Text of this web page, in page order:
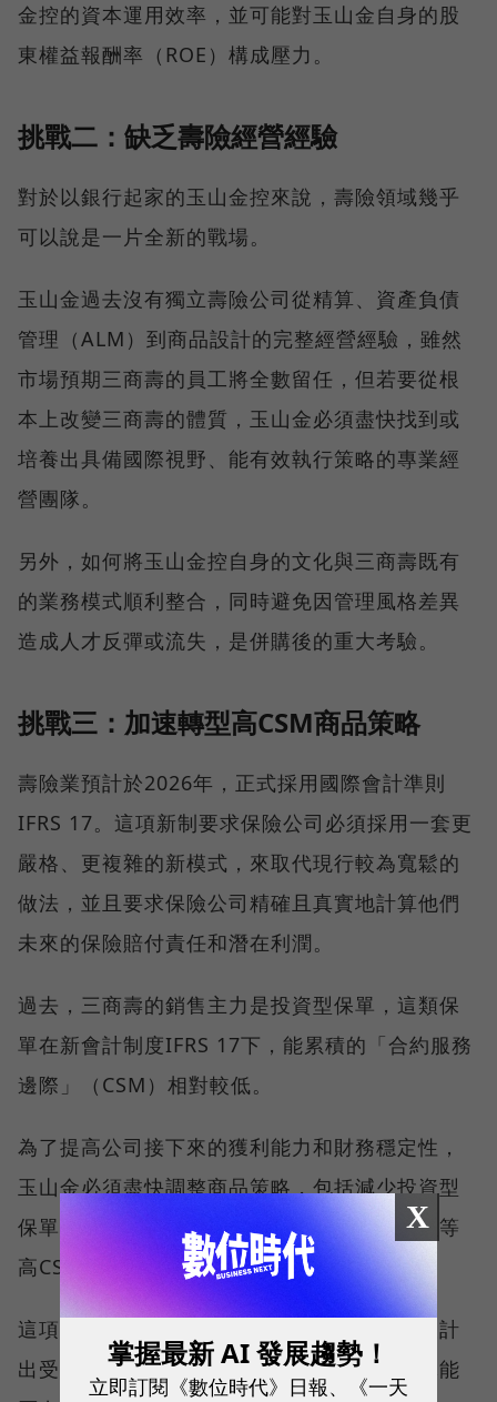
金控的資本運用效率，並可能對玉山金自身的股
東權益報酬率（ROE）構成壓力。
挑戰二：缺乏壽險經營經驗
對於以銀行起家的玉山金控來說，壽險領域幾乎
可以說是一片全新的戰場。
玉山金過去沒有獨立壽險公司從精算、資產負債
管理（ALM）到商品設計的完整經營經驗，雖然
市場預期三商壽的員工將全數留任，但若要從根
本上改變三商壽的體質，玉山金必須盡快找到或
培養出具備國際視野、能有效執行策略的專業經
營團隊。
另外，如何將玉山金控自身的文化與三商壽既有
的業務模式順利整合，同時避免因管理風格差異
造成人才反彈或流失，是併購後的重大考驗。
挑戰三：加速轉型高CSM商品策略
壽險業預計於2026年，正式採用國際會計準則
IFRS 17。這項新制要求保險公司必須採用一套更
嚴格、更複雜的新模式，來取代現行較為寬鬆的
做法，並且要求保險公司精確且真實地計算他們
未來的保險賠付責任和潛在利潤。
過去，三商壽的銷售主力是投資型保單，這類保
單在新會計制度IFRS 17下，能累積的「合約服務
邊際」（CSM）相對較低。
為了提高公司接下來的獲利能力和財務穩定性，
玉山金必須盡快調整商品策略，包括減少投資型
保單的比重，轉而開發並推廣保障型、健康險等
高CSM的商品。
這項轉型任務困難的部分在於，是否能成功設計
出受市場歡迎的新商品，以及公司的業務團隊能
X
掌握最新 AI 發展趨勢！
立即訂閱《數位時代》日報、《一天